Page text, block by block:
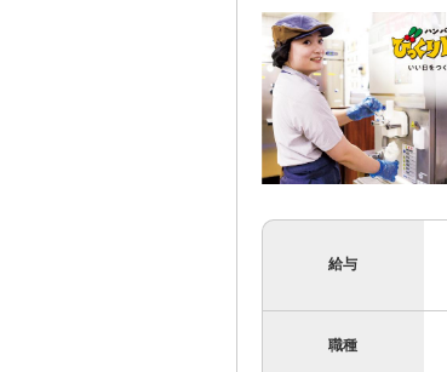
給与
職種